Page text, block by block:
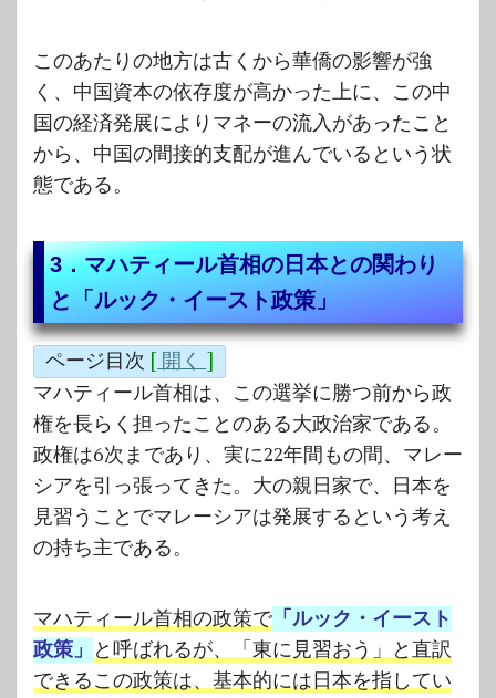
このあたりの地方は古くから華僑の影響が強
く、中国資本の依存度が高かった上に、この中
国の経済発展によりマネーの流入があったこと
から、中国の間接的支配が進んでいるという状
態である。
3．マハティール首相の日本との関わり
と「ルック・イースト政策」
ページ目次 [ 開く ]
マハティール首相は、この選挙に勝つ前から政
権を長らく担ったことのある大政治家である。
政権は6次まであり、実に22年間もの間、マレー
シアを引っ張ってきた。大の親日家で、日本を
見習うことでマレーシアは発展するという考え
の持ち主である。
マハティール首相の政策で 「ルック・イースト
政策」 と呼ばれるが、「東に見習おう」と直訳
できるこの政策は、基本的には日本を指してい